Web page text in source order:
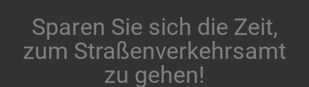
Sparen Sie sich die Zeit,
zum Straßenverkehrsamt
zu gehen!